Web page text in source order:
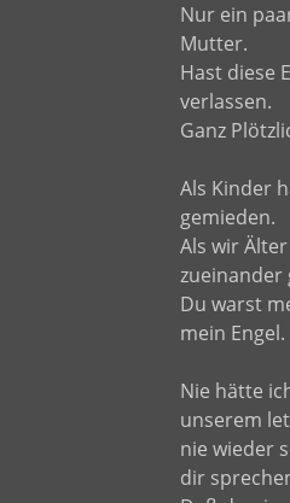
Nur ein
Mutter.
Hast diese
verlassen.
Ganz
Als Kinder
gemieden.
Als wir
zueinander
Du warst
mein Engel.
Nie hätte
unserem
nie wieder
dir